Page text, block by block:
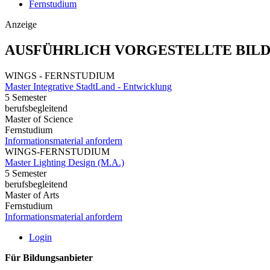
Fernstudium
Anzeige
AUSFÜHRLICH VORGESTELLTE
WINGS - FERNSTUDIUM
Master Integrative StadtLand - Entwicklung
5 Semester
berufsbegleitend
Master of Science
Fernstudium
Informationsmaterial anfordern
WINGS-FERNSTUDIUM
Master Lighting Design (M.A.)
5 Semester
berufsbegleitend
Master of Arts
Fernstudium
Informationsmaterial anfordern
Login
Für Bildungsanbieter